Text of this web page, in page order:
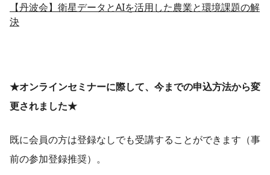
【丹波会】衛星データとAIを活用した農業と環境課題の解
決
★オンラインセミナーに際して、今までの申込方法から変
更されました★
既に会員の方は登録なしでも受講することができます（事
前の参加登録推奨）。